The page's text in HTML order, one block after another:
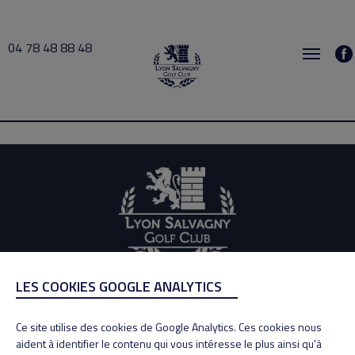
04 78 48 88 48
Edg 2020-12-16 09:30 → 2020-12-16 11:00
ADRESSE
69890 La Tour de Salvagny
Tél : 04 78 48 88 48
LES COOKIES GOOGLE ANALYTICS
Ce site utilise des cookies de Google Analytics. Ces cookies nous
aident à identifier le contenu qui vous intéresse le plus ainsi qu'à